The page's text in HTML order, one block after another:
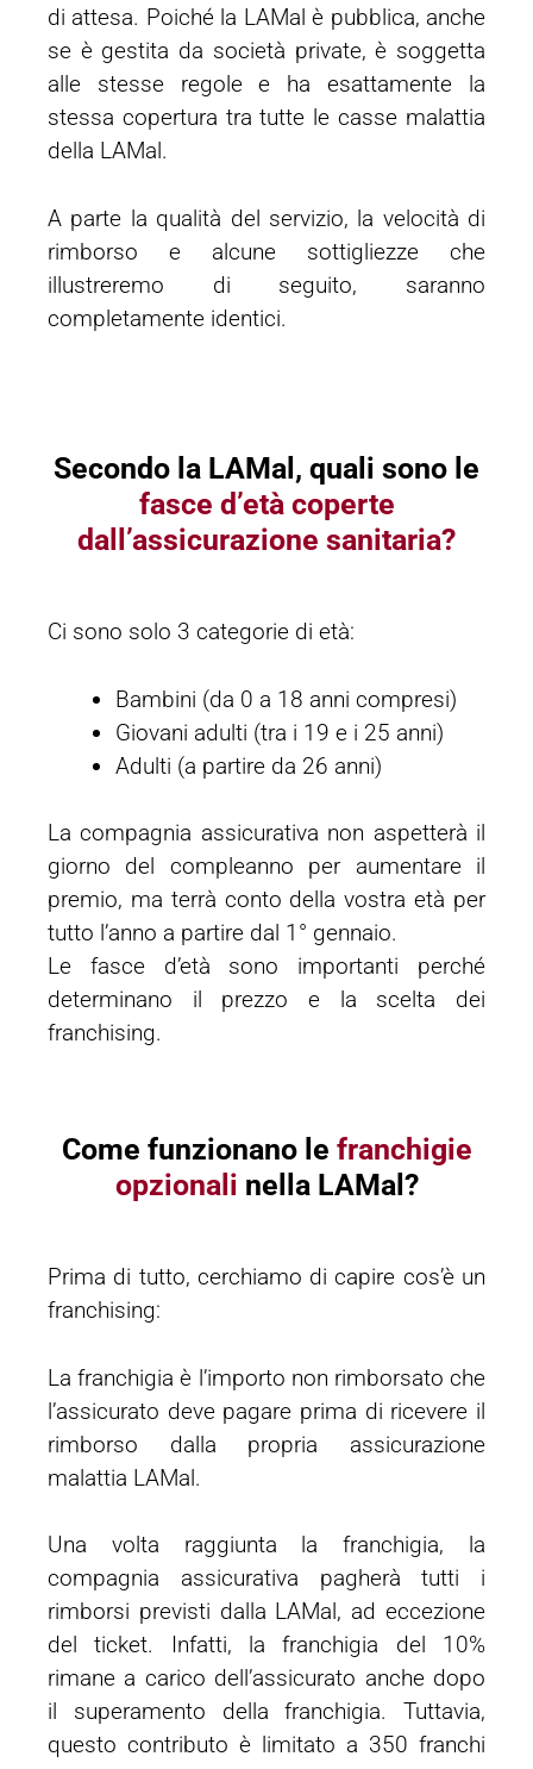
di attesa. Poiché la LAMal è pubblica, anche
se è gestita da società private, è soggetta
alle stesse regole e ha esattamente la
stessa copertura tra tutte le casse malattia
della LAMal.
A parte la qualità del servizio, la velocità di
rimborso e alcune sottigliezze che
illustreremo di seguito, saranno
completamente identici.
Secondo la LAMal, quali sono le
fasce d’età coperte
dall’assicurazione sanitaria?
Ci sono solo 3 categorie di età:
Bambini (da 0 a 18 anni compresi)
Giovani adulti (tra i 19 e i 25 anni)
Adulti (a partire da 26 anni)
La compagnia assicurativa non aspetterà il
giorno del compleanno per aumentare il
premio, ma terrà conto della vostra età per
tutto l’anno a partire dal 1° gennaio.
Le fasce d’età sono importanti perché
determinano il prezzo e la scelta dei
franchising.
Come funzionano le franchigie
opzionali nella LAMal?
Prima di tutto, cerchiamo di capire cos’è un
franchising:
La franchigia è l’importo non rimborsato che
l’assicurato deve pagare prima di ricevere il
rimborso dalla propria assicurazione
malattia LAMal.
Una volta raggiunta la franchigia, la
compagnia assicurativa pagherà tutti i
rimborsi previsti dalla LAMal, ad eccezione
del ticket. Infatti, la franchigia del 10%
rimane a carico dell’assicurato anche dopo
il superamento della franchigia. Tuttavia,
questo contributo è limitato a 350 franchi